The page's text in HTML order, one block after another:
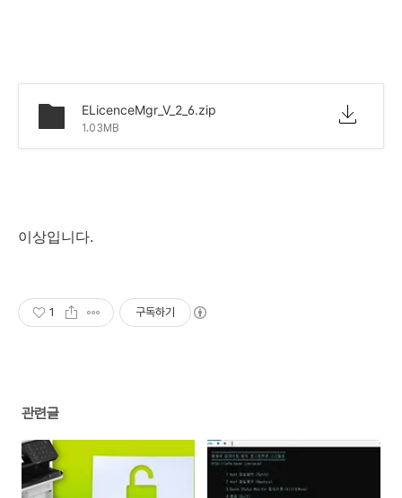
ELicenceMgr_V_2_6.zip
1.03MB
이상입니다.
1 구독하기
관련글